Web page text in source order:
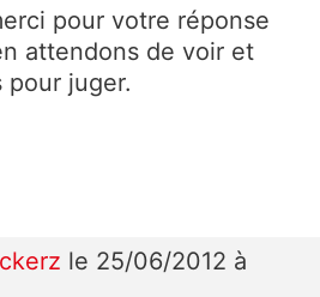
pour votre réponse
attendons de voir et
pour juger.
le 25/06/2012 à